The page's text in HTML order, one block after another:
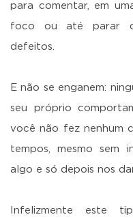
para comentar, em
foco ou até parar
defeitos.
E não se enganem:
seu próprio
você não fez nenhum
tempos, mesmo sem
algo e só depois nos
Infelizmente este